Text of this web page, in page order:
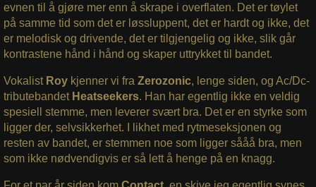
evnen til å gjøre mer enn å skrape i overflaten. Det er tøylet
på samme tid som det er løssluppent, det er hardt og ikke, det
er melodisk og drivende, det er tilgjengelig og ikke, slik går
kontrastene hånd i hånd og skaper uttrykket til bandet.
Vokalist Roykjenner vi fra Zerozonic, lenge siden, og Ac/Dc-
tributebandet Heatseekers. Han har egentlig ikke en veldig
spesiell stemme, men leverer svært bra. Det er en styrke som
ligger der, selvsikkerhet. I likhet med rytmeseksjonen og
resten av bandet, er stemmen noe som ligger sååå bra, men
som ikke nødvendigvis er så lett å henge på en knagg.